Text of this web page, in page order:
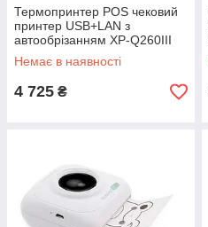
Термопринтер POS чековий
принтер USB+LAN з
автообрізанням XP-Q260III
80мм
Немає в наявності
4 725 ₴